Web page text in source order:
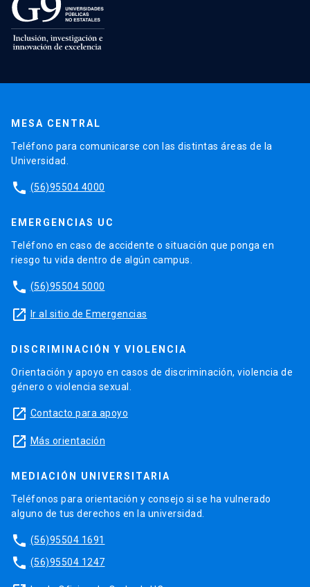
MESA CENTRAL
Teléfono para comunicarse con las distintas áreas de la
Universidad.
phone (56)95504 4000
EMERGENCIAS UC
Teléfono en caso de accidente o situación que ponga en
riesgo tu vida dentro de algún campus.
phone (56)95504 5000
launch Ir al sitio de Emergencias
DISCRIMINACIÓN Y VIOLENCIA
Orientación y apoyo en casos de discriminación, violencia de
género o violencia sexual.
launch Contacto para apoyo
launch Más orientación
MEDIACIÓN UNIVERSITARIA
Teléfonos para orientación y consejo si se ha vulnerado
alguno de tus derechos en la universidad.
phone (56)95504 1691
phone (56)95504 1247